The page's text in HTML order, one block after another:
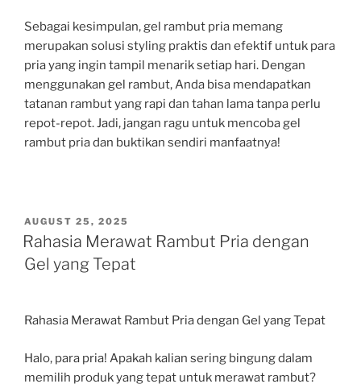
Sebagai kesimpulan, gel rambut pria memang
merupakan solusi styling praktis dan efektif untuk para
pria yang ingin tampil menarik setiap hari. Dengan
menggunakan gel rambut, Anda bisa mendapatkan
tatanan rambut yang rapi dan tahan lama tanpa perlu
repot-repot. Jadi, jangan ragu untuk mencoba gel
rambut pria dan buktikan sendiri manfaatnya!
POSTED
ON
AUGUST 25, 2025
Rahasia Merawat Rambut Pria dengan
Gel yang Tepat
Rahasia Merawat Rambut Pria dengan Gel yang Tepat
Halo, para pria! Apakah kalian sering bingung dalam
memilih produk yang tepat untuk merawat rambut?